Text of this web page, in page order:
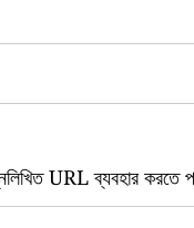
URL ব্যবহার করতে